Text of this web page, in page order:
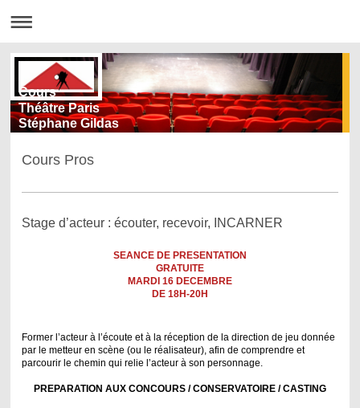
Cours
Théâtre Paris
Stéphane Gildas
Cours Pros
Stage d’acteur : écouter, recevoir, INCARNER
SEANCE DE PRESENTATION
GRATUITE
MARDI 16 DECEMBRE
DE 18H-20H
Former l’acteur à l’écoute et à la réception de la direction de jeu donnée
par le metteur en scène (ou le réalisateur), afin de comprendre et
parcourir le chemin qui relie l’acteur à son personnage.
PREPARATION AUX CONCOURS / CONSERVATOIRE / CASTING